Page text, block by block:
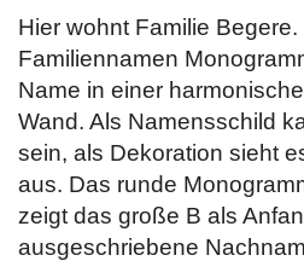
Hier wohnt Familie
Familiennamen
Name in einer
Wand. Als Namensschild
sein, als Dekoration sieht
aus. Das runde
zeigt das große B als
ausgeschriebene